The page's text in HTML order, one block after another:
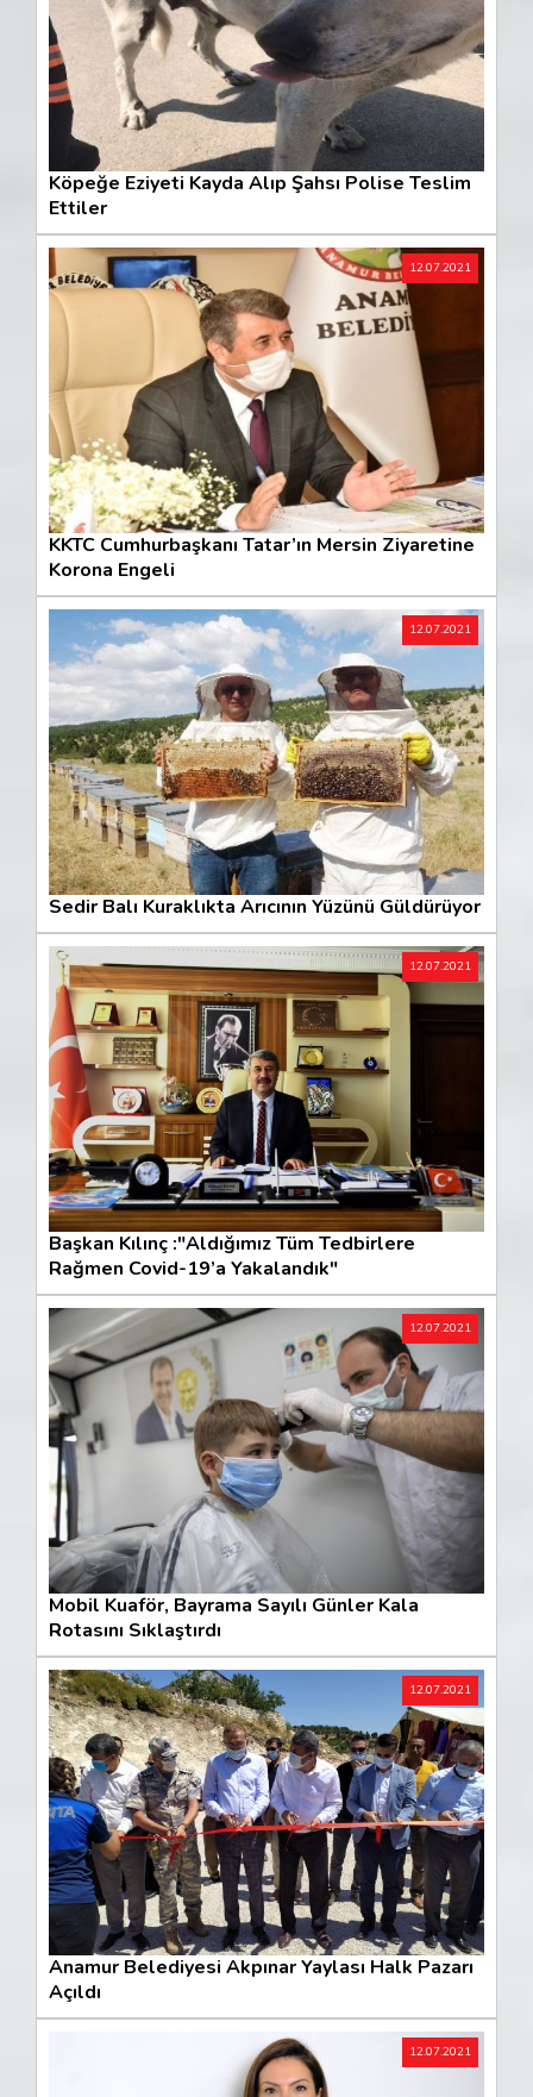
Köpeğe Eziyeti Kayda Alıp Şahsı Polise Teslim
Ettiler
12.07.2021
KKTC Cumhurbaşkanı Tatar’ın Mersin Ziyaretine
Korona Engeli
12.07.2021
Sedir Balı Kuraklıkta Arıcının Yüzünü Güldürüyor
12.07.2021
Başkan Kılınç :"Aldığımız Tüm Tedbirlere
Rağmen Covid-19’a Yakalandık"
12.07.2021
Mobil Kuaför, Bayrama Sayılı Günler Kala
Rotasını Sıklaştırdı
12.07.2021
Anamur Belediyesi Akpınar Yaylası Halk Pazarı
Açıldı
12.07.2021